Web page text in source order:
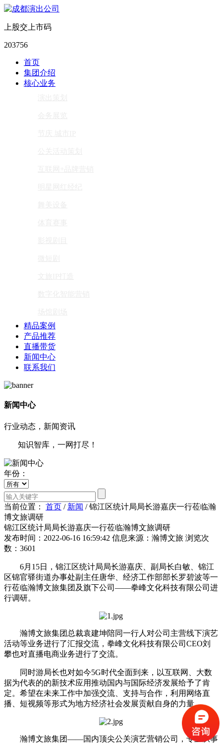
上股交上市码
203756
首页
集团介绍
核心业务
精品案例
产品推荐
直播带货
新闻中心
联系我们
新闻中心
行业动态，新闻资讯
知识智库，一网打尽！
年份：
当前位置： 首页 / 新闻 /锦江区统计局局长游嘉庆一行莅临瀚
博文旅调研
锦江区统计局局长游嘉庆一行莅临瀚博文旅调研
发布时间：2022-06-16 16:59:42 信息来源：瀚博文旅 浏览次
数：3601
6月15日，锦江区统计局局长游嘉庆、副局长白敏、锦江
区锦官驿街道办事处副主任唐华、经济工作部部长罗碧波等一
行莅临瀚博文旅集团及旗下公司——拳峰文化科技有限公司进
行调研。
瀚博文旅集团总裁袁建坤陪同一行人对公司主营线下演艺
活动等业务进行了汇报交流，拳峰文化科技有限公司CEO刘
攀也对直播电商业务进行了交流。
同时游局长也对如今5G时代全面到来，以互联网、大数
据为代表的的新技术应用推动国内与国际经济发展给予了肯
定。希望在未来工作中加强交流、支持与合作，利用网络直
播、短视频等形式为地方经济社会发展贡献自身的力量。
瀚博文旅集团——国内顶尖公关演艺营销公司，专业从事